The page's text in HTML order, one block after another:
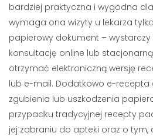
bardziej praktyczna i wygodna
wymaga ona wizyty u lekarza
papierowy dokument –
konsultację online lub
otrzymać elektroniczną wersję
lub e-mail. Dodatkowo e-recepta
zgubienia lub uszkodzenia
przypadku tradycyjnej recepty
jej zabraniu do apteki oraz o tym,